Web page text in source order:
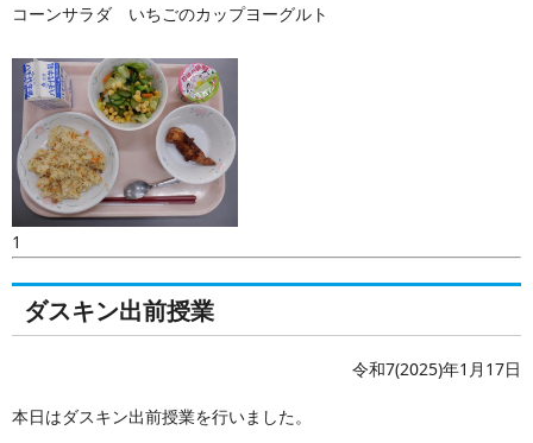
コーンサラダ いちごのカップヨーグルト
1
ダスキン出前授業
令和7(2025)年1月17日
本日はダスキン出前授業を行いました。